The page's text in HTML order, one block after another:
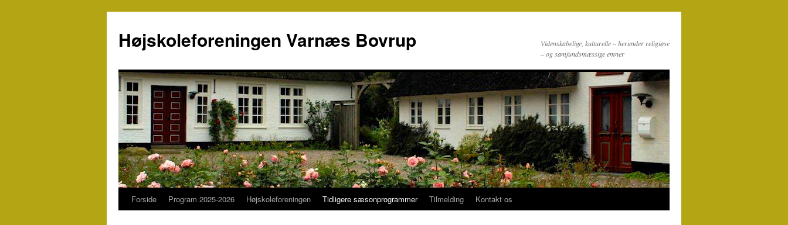
Højskoleforeningen Varnæs Bovrup
Videnskabelige, kulturelle – herunder religiøse
– og samfundsmæssige emner
HopForside Program 2025-2026 Højskoleforeningen Tidligere sæsonprogrammer Tilmelding Kontakt os